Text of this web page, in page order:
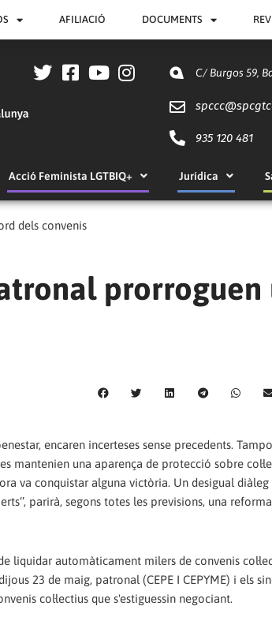
AFILIACIÓ DOCUMENTS
C/ Burgos 59,
spccc@
935 120 481
Acció Feminista LGTBIQ+ Jurídica
dels convenis
prorroguen
encaren incerteses sense precedents.
mantenien una aparença de protecció sobre
va conquistar alguna victòria. Un desigual diàleg
parirà, segons totes les previsions, una
automàticament milers de convenis
23 de maig, patronal (CEPE I CEPYME) i els
col·lectius que s'estiguessin negociant.